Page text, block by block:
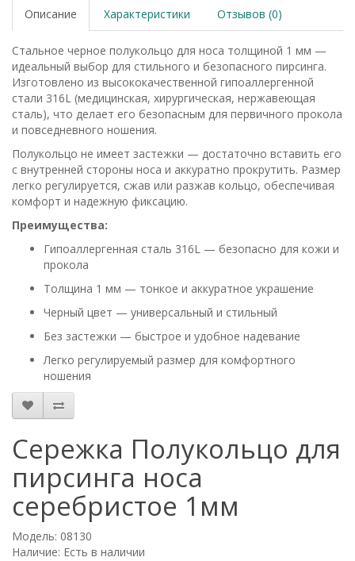
Описание Характеристики Отзывов (0)
Стальное черное полукольцо для носа толщиной 1 мм —
идеальный выбор для стильного и безопасного пирсинга.
Изготовлено из высококачественной гипоаллергенной
стали 316L (медицинская, хирургическая, нержавеющая
сталь), что делает его безопасным для первичного прокола
и повседневного ношения.
Полукольцо не имеет застежки — достаточно вставить его
с внутренней стороны носа и аккуратно прокрутить. Размер
легко регулируется, сжав или разжав кольцо, обеспечивая
комфорт и надежную фиксацию.
Преимущества:
Гипоаллергенная сталь 316L — безопасно для кожи и
прокола
Толщина 1 мм — тонкое и аккуратное украшение
Черный цвет — универсальный и стильный
Без застежки — быстрое и удобное надевание
Легко регулируемый размер для комфортного
ношения
Сережка Полукольцо для
пирсинга носа
серебристое 1мм
Модель: 08130
Наличие: Есть в наличии